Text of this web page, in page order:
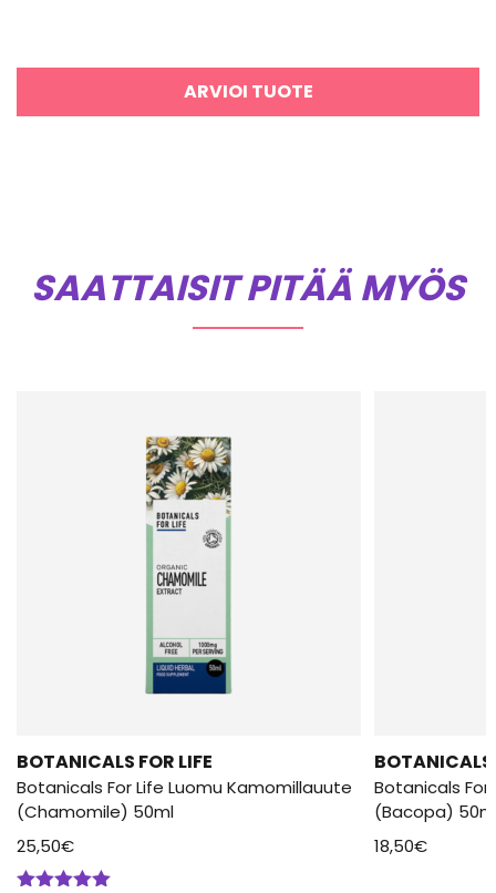
ARVIOI TUOTE
SAATTAISIT PITÄÄ MYÖS
BOTANICALS FOR LIFE
Botanicals For Life Luomu Kamomillauute
(Chamomile) 50ml
25,50€
BOTANICALS
Botanicals For
(Bacopa)
18,50€